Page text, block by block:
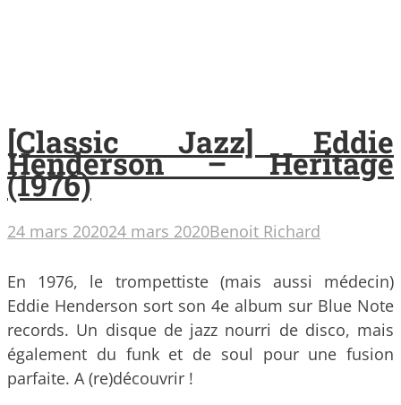
[Classic Jazz] Eddie
Henderson – Heritage
(1976)
24 mars 202024 mars 2020Benoit Richard
En 1976, le trompettiste (mais aussi médecin)
Eddie Henderson sort son 4e album sur Blue Note
records. Un disque de jazz nourri de disco, mais
également du funk et de soul pour une fusion
parfaite. A (re)découvrir !